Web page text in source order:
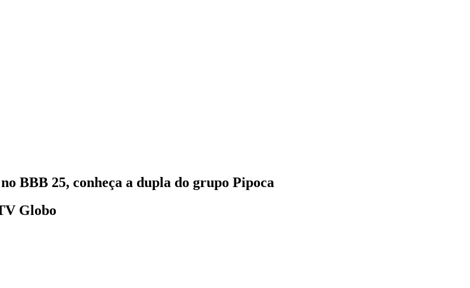
BBB 25, conheça a dupla do grupo Pipoca
Globo